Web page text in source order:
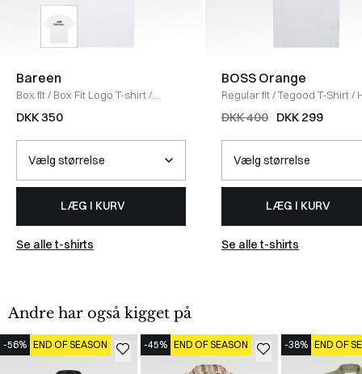
Bareen
Box fit/ Box Fit Logo T-shirt/
WHITE
DKK 350
LÆG I KURV
Se alle t-shirts
BOSS Orange
Regular fit/Tegood T-Shirt/
DKK 400 DKK 299
LÆG I KURV
Se alle t-shirts
Andre har også kigget på
-56% END OF SEASON -45% END OF SEASON -38% END OF